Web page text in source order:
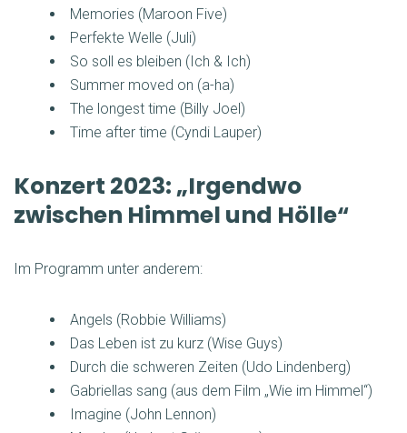
Memories (Maroon Five)
Perfekte Welle (Juli)
So soll es bleiben (Ich & Ich)
Summer moved on (a-ha)
The longest time (Billy Joel)
Time after time (Cyndi Lauper)
Konzert 2023: „Irgendwo
zwischen Himmel und Hölle“
Im Programm unter anderem:
Angels (Robbie Williams)
Das Leben ist zu kurz (Wise Guys)
Durch die schweren Zeiten (Udo Lindenberg)
Gabriellas sang (aus dem Film „Wie im Himmel“)
Imagine (John Lennon)